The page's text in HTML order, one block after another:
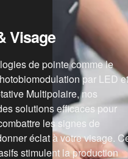
Visage
de pointe comme le
par LED
Multipolaire, nos
solutions efficaces pour
les signes de
éclat à votre visage.
stimulent la production